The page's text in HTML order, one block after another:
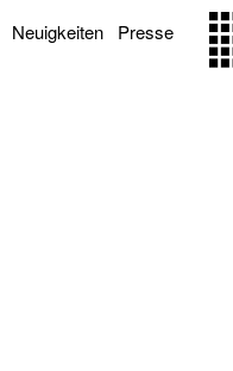
Neuigkeiten Presse